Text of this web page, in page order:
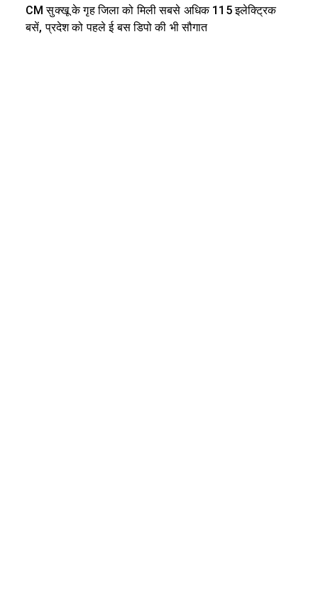
CM सुक्खू के गृह जिला को मिली सबसे अधिक 115 इलेक्ट्रिक
बसें, प्रदेश को पहले ई बस डिपो की भी सौगात